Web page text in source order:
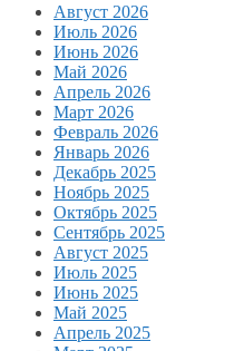
Август 2026
Июль 2026
Июнь 2026
Май 2026
Апрель 2026
Март 2026
Февраль 2026
Январь 2026
Декабрь 2025
Ноябрь 2025
Октябрь 2025
Сентябрь 2025
Август 2025
Июль 2025
Июнь 2025
Май 2025
Апрель 2025